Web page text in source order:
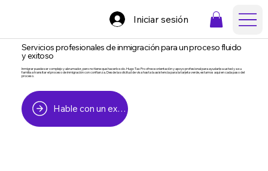
Iniciar sesión
Servicios profesionales de inmigración para un proceso fluido
y exitoso
Inmigrar puede ser complejo y abrumador, pero no tiene que hacerlo solo. Hugo Tax Pro ofrece orientación y apoyo profesional para ayudarle a usted y a su
familia a transitar el proceso de inmigración con confianza. Desde la solicitud de visa hasta la asistencia para la tarjeta verde, estamos aquí en cada paso del
proceso.
Hable con un experto en impuestos